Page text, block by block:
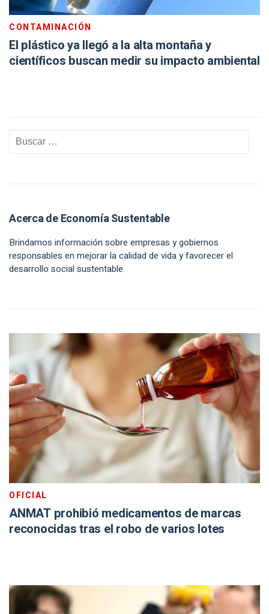
CONTAMINACIÓN
El plástico ya llegó a la alta montaña y
científicos buscan medir su impacto ambiental
Acerca de Economía Sustentable
Brindamos información sobre empresas y gobiernos
responsables en mejorar la calidad de vida y favorecer el
desarrollo social sustentable.
OFICIAL
ANMAT prohibió medicamentos de marcas
reconocidas tras el robo de varios lotes